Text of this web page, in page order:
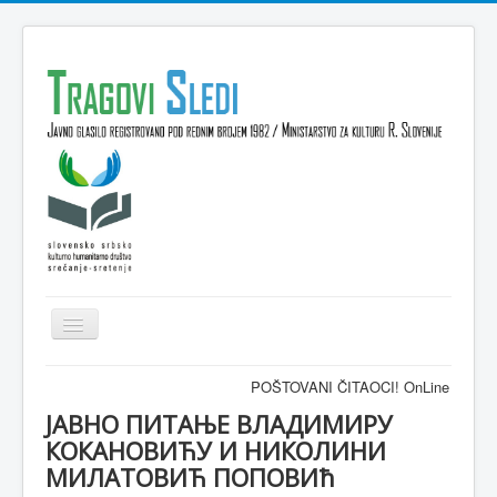
Isključi
navigaciju
VESTI
KULTURA
INTERVJU
POŠTOVANI ČITAOCI! OnLine
ЈАВНО ПИТАЊЕ ВЛАДИМИРУ
КОКАНОВИЋУ И НИКОЛИНИ
МИЛАТОВИЋ ПОПОВИћ